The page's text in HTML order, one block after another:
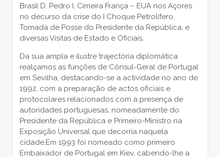
Brasil D. Pedro I, Cimeira França – EUA nos Açores
no decurso da crise do I Choque Petrolífero,
Tomada de Posse do Presidente da República, e
diversas Visitas de Estado e Oficiais.
Da sua ampla e ilustre trajectória diplomática
realçamos as funções de Cônsul-Geral de Portugal
em Sevilha, destacando-se a actividade no ano de
1992, com a preparação de actos oficiais e
protocolares relacionados com a presença de
autoridades portuguesas, nomeadamente do
Presidente da República e Primeiro-Ministro na
Exposição Universal que decorria naquela
cidade.Em 1993 foi nomeado como primeiro
Embaixador de Portugal em Kiev, cabendo-lhe a